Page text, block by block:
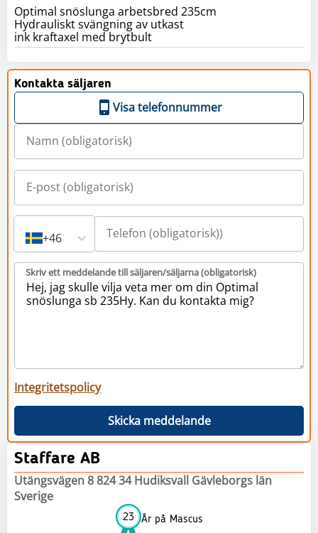
Optimal snöslunga arbetsbred 235cm
Hydrauliskt svängning av utkast
ink kraftaxel med brytbult
Kontakta säljaren
Visa telefonnummer
+46
Skriv ett meddelande till säljaren/säljarna (obligatorisk)
Integritetspolicy
Skicka meddelande
Staffare AB
Utängsvägen 8 824 34 Hudiksvall Gävleborgs län
Sverige
23 År på Mascus